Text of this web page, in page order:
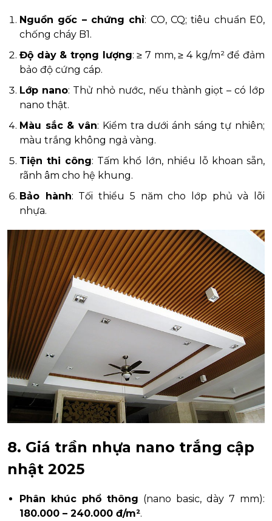
Nguồn gốc – chứng chỉ: CO, CQ; tiêu chuẩn E0,
chống cháy B1.
Độ dày & trọng lượng: ≥ 7 mm, ≥ 4 kg/m² để đảm
bảo độ cứng cáp.
Lớp nano: Thử nhỏ nước, nếu thành giọt – có lớp
nano thật.
Màu sắc & vân: Kiểm tra dưới ánh sáng tự nhiên;
màu trắng không ngả vàng.
Tiện thi công: Tấm khổ lớn, nhiều lỗ khoan sẵn,
rãnh âm cho hệ khung.
Bảo hành: Tối thiểu 5 năm cho lớp phủ và lõi
nhựa.
8. Giá trần nhựa nano trắng cập
nhật 2025
Phân khúc phổ thông (nano basic, dày 7 mm):
180.000 – 240.000 đ/m².